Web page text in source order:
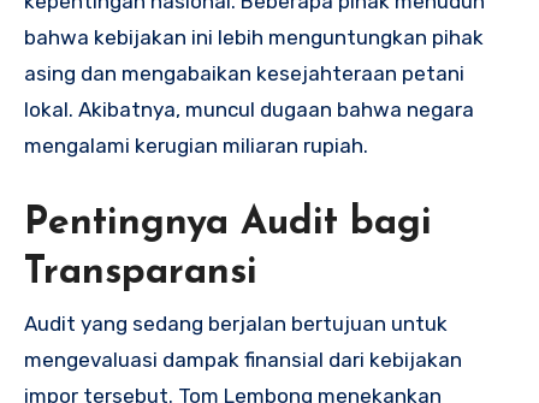
bahwa kebijakan ini lebih menguntungkan pihak
asing dan mengabaikan kesejahteraan petani
lokal. Akibatnya, muncul dugaan bahwa negara
mengalami kerugian miliaran rupiah.
Pentingnya Audit bagi
Transparansi
Audit yang sedang berjalan bertujuan untuk
mengevaluasi dampak finansial dari kebijakan
impor tersebut. Tom Lembong menekankan